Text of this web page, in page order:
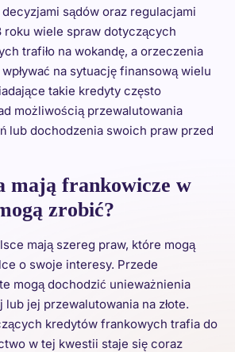
sądów oraz regulacjami
roku wiele spraw dotyczących
trafiło na wokandę, a orzeczenia
na sytuację finansową wielu
takie kredyty często
możliwością przewalutowania
lub dochodzenia swoich praw przed
mają frankowicze w
zrobić?
mają szereg praw, które mogą
o swoje interesy. Przede
mogą dochodzić unieważnienia
jej przewalutowania na złote.
kredytów frankowych trafia do
w tej kwestii staje się coraz